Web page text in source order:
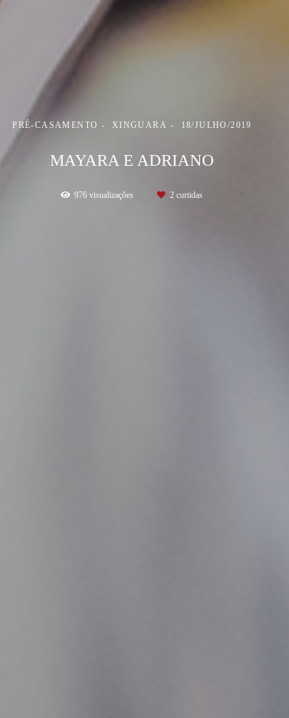
PRÉ-CASAMENTO XINGUARA 18/JULHO/2019
MAYARA E ADRIANO
976 visualizações 2 curtidas